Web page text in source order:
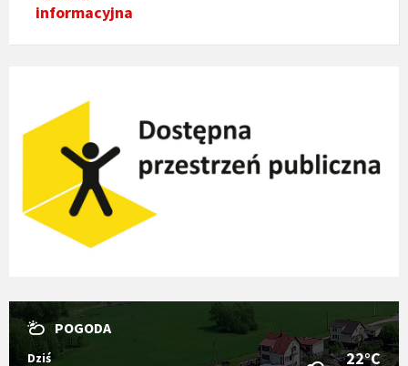
informacyjna
POGODA
Dziś 22°C